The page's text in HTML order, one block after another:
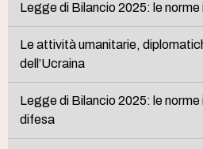
Legge di Bilancio 2025: le
Le attività umanitarie,
dell’Ucraina
Legge di Bilancio 2025: le
difesa